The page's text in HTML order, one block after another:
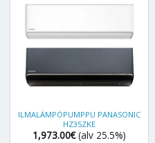
ILMALÄMPÖPUMPPU PANASONIC
HZ35ZKE
1,973.00€ (alv 25.5%)